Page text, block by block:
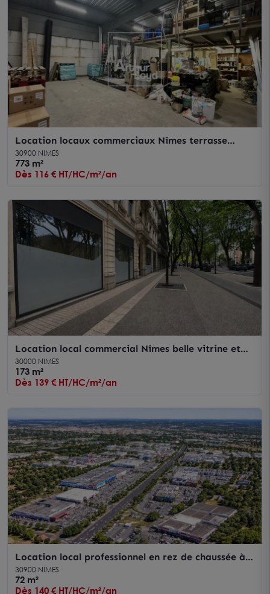
Location locaux commerciaux Nîmes terrasse
ombragée rare sur secteur
30900 NIMES
773 m²
Dès 116 € HT/HC/m²/an
Location local commercial Nîmes belle vitrine et
hauteur sous plafond 170 m²
30000 NIMES
173 m²
Dès 139 € HT/HC/m²/an
Location local professionnel en rez de chaussée à
Nîmes avec grande visibilité
30900 NIMES
72 m²
Dès 140 € HT/HC/m²/an